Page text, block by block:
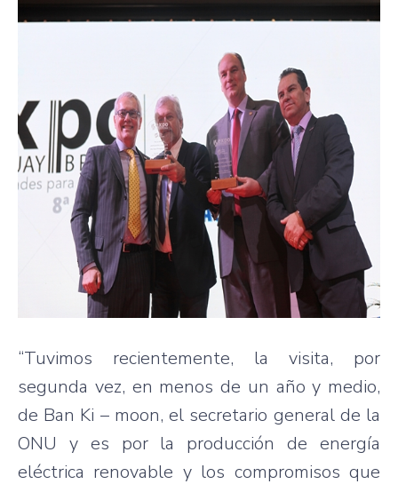
“Tuvimos recientemente, la visita, por
segunda vez, en menos de un año y medio,
de Ban Ki – moon, el secretario general de la
ONU y es por la producción de energía
eléctrica renovable y los compromisos que